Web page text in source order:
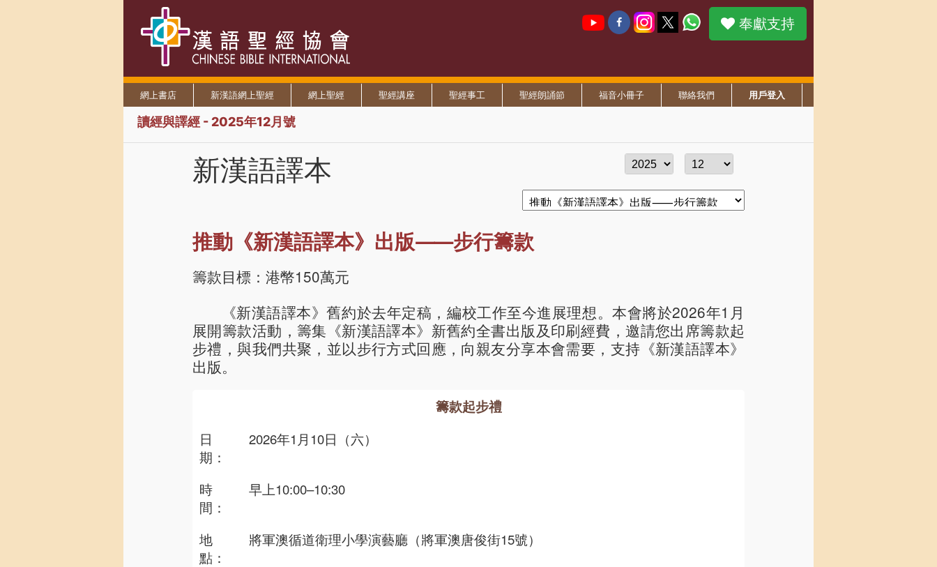
奉獻支持
網上書店 新漢語網上聖經 網上聖經 聖經講座 聖經事工 聖經朗誦節 福音小冊子 聯絡我們 用戶登入
讀經與譯經 - 2025年12月號
新漢語譯本
推動《新漢語譯本》出版⸺步行籌款
籌款目標：港幣150萬元
《新漢語譯本》舊約於去年定稿，編校工作至今進展理想。本會將於2026年1月
展開籌款活動，籌集《新漢語譯本》新舊約全書出版及印刷經費，邀請您出席籌款起
步禮，與我們共聚，並以步行方式回應，向親友分享本會需要，支持《新漢語譯本》
出版。
籌款起步禮
日
期：
2026年1月10日（六）
時
間：
早上10:00–10:30
地
點：
將軍澳循道衛理小學演藝廳（將軍澳唐俊街15號）